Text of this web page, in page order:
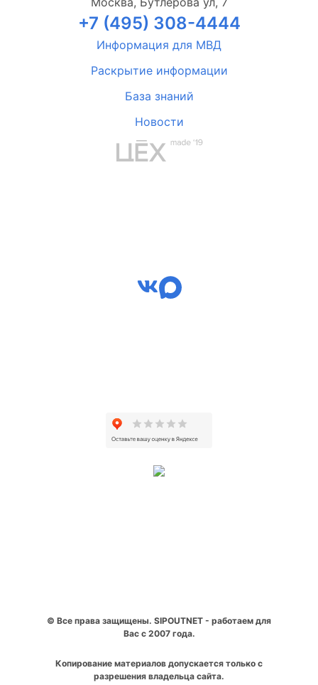
+7 (495) 308-4444
Информация для МВД
Раскрытие информации
База знаний
Новости
© Все права защищены. SIPOUTNET - работаем для
Вас с 2007 года.
Копирование материалов допускается только с
разрешения владельца сайта.